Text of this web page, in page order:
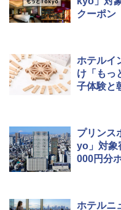
クーポン
ホテルイ
け「もっ
子体験と
プリンス
yo」対象
000円分
ホテルニ